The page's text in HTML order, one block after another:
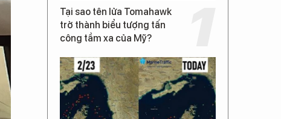
Tại sao tên lửa Tomahawk
trở thành biểu tượng tấn
công tầm xa của Mỹ?